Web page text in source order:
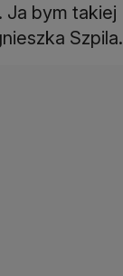
Ja bym takiej
Szpila.